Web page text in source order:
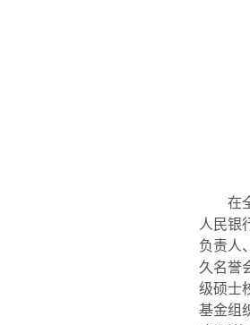
在
人民银
负责人
久名誉
级硕士
基金组